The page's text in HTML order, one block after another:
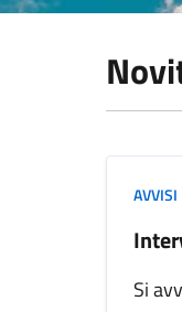
AVVISI
Si